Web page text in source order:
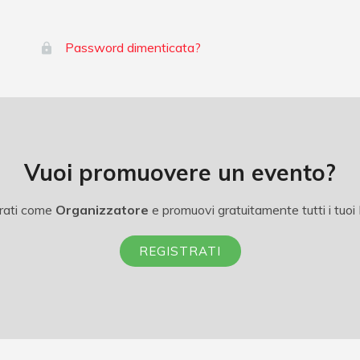
Password dimenticata?
Vuoi promuovere un evento?
come Organizzatore e promuovi gratuitamente tutti i tuoi
REGISTRATI